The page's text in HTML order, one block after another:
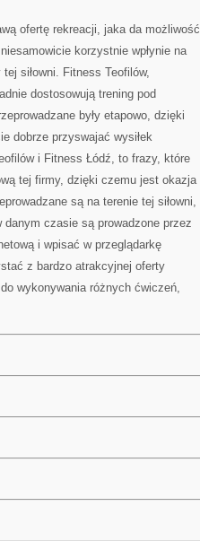
ofertę rekreacji, jaka da możliwość
korzystnie wpłynie na
siłowni. Fitness Teofilów,
dostosowują trening pod
były etapowo, dzięki
dobrze przyswajać wysiłek
i Fitness Łódź, to frazy, które
tej firmy, dzięki czemu jest okazja
są na terenie tej siłowni,
czasie są prowadzone przez
i wpisać w przeglądarkę
z bardzo atrakcyjnej oferty
wykonywania różnych ćwiczeń,